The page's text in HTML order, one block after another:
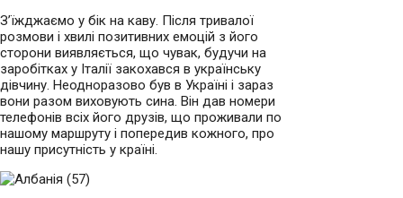
З’їжджаємо у бік на каву. Після тривалої
розмови і хвилі позитивних емоцій з його
сторони виявляється, що чувак, будучи на
заробітках у Італії закохався в українську
дівчину. Неодноразово був в Україні і зараз
вони разом виховують сина. Він дав номери
телефонів всіх його друзів, що проживали по
нашому маршруту і попередив кожного, про
нашу присутність у країні.